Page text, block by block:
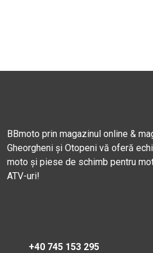
BBmoto prin magazinul online &
Gheorgheni și Otopeni vă oferă
moto și piese de schimb pentru
ATV-uri!
+40 745 153 295